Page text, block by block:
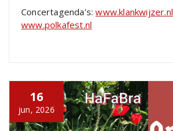
Concertagenda’s:www.klankwijzer.nl
www.polkafest.nl
16
jun, 2026